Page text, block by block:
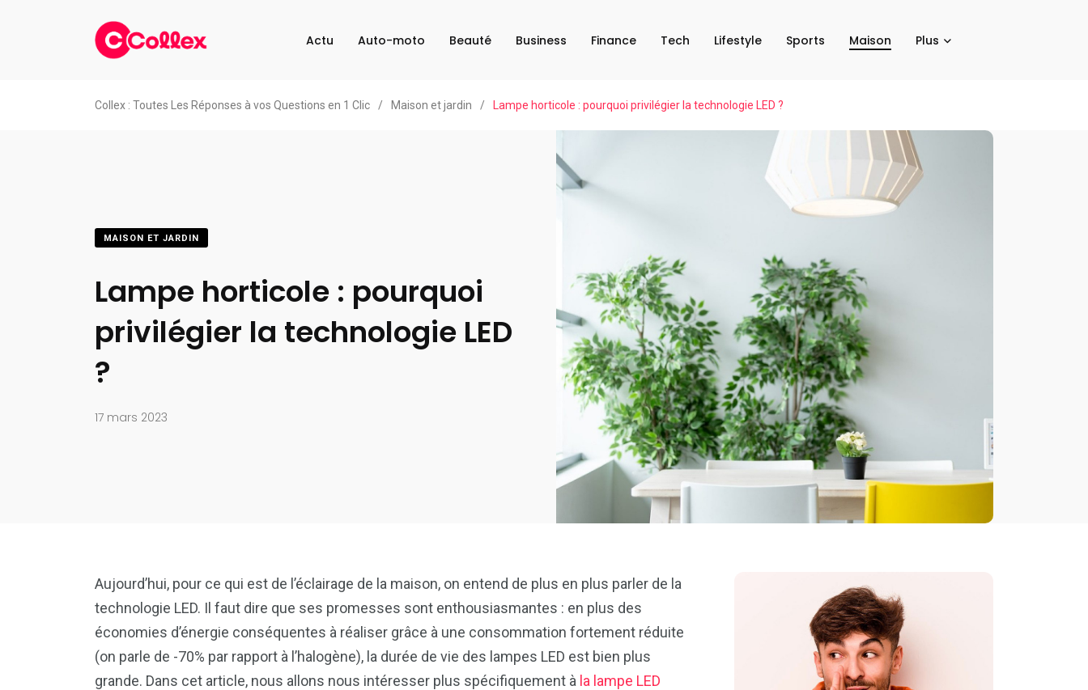
Actu Auto-moto Beauté Business Finance Tech Lifestyle Sports Maison Plus
Collex : Toutes Les Réponses à vos Questions en 1 Clic / Maison et jardin / Lampe horticole : pourquoi privilégier la technologie LED ?
MAISON ET JARDIN
Lampe horticole : pourquoi
privilégier la technologie LED
?
17 mars 2023
Aujourd’hui, pour ce qui est de l’éclairage de la maison, on entend de plus en plus parler de la
technologie LED. Il faut dire que ses promesses sont enthousiasmantes : en plus des
économies d’énergie conséquentes à réaliser grâce à une consommation fortement réduite
(on parle de -70% par rapport à l’halogène), la durée de vie des lampes LED est bien plus
grande. Dans cet article, nous allons nous intéresser plus spécifiquement à la lampe LED